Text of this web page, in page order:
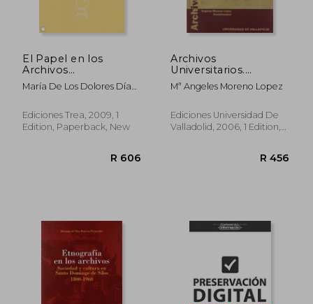
El Papel en los
Archivos
(Biblioteconomía y
Administración
María De Los Dolores Díaz
Herrero Montero
Ediciones Trea, 2009, 1
Edition, Paperback, New
Archivos
Universitarios.
Realidades y
Proyectos (in
Mª Angeles Moreno Lopez
Ediciones Universidad De
Valladolid, 2006, 1 Edition,